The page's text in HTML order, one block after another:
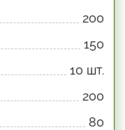
200
150
10 шт.
200
80